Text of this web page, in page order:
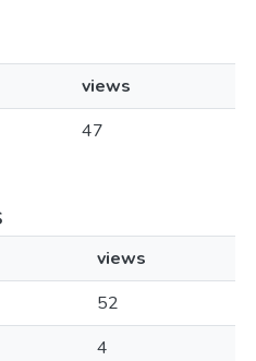
views
47
views
52
4